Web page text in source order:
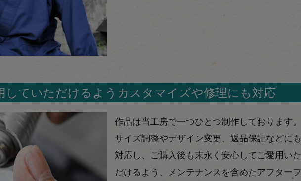
していただけるようカスタマイズや修理にも対応
作品は当工房で一つひとつ制作しております。
サイズ調整やデザイン変更、返品保証などにも
対応し、ご購入後も末永く安心してご愛用いた
だけるよう、メンテナンスを含めたアフターフ